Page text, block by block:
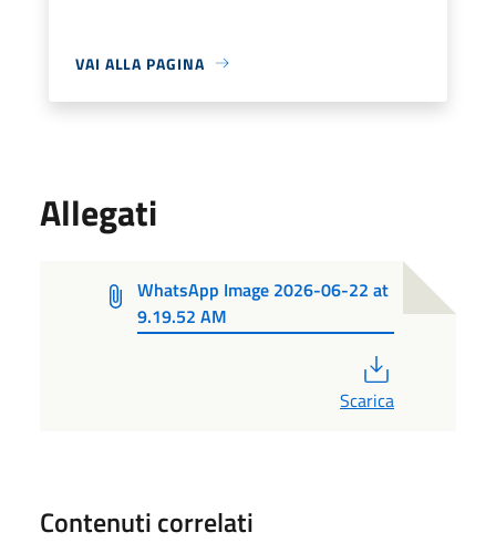
VAI ALLA PAGINA
Allegati
WhatsApp Image 2026-06-22 at
9.19.52 AM
Scarica
Contenuti correlati